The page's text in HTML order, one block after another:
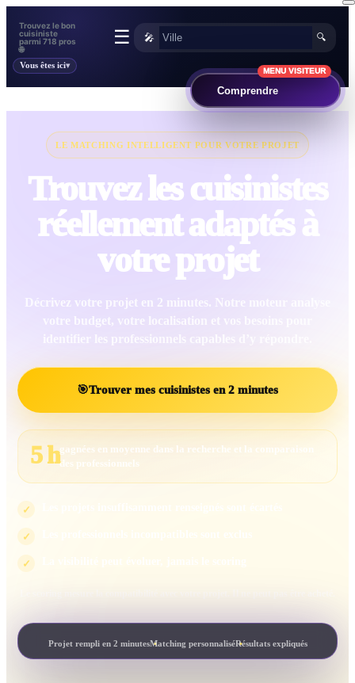
Trouvez le bon
cuisiniste
parmi 718 pros
🌐
🎤 🔍
☰
Vous êtes ici
LE MATCHING INTELLIGENT POUR VOTRE PROJET
Trouvez les cuisinistes
réellement adaptés à
votre projet
Décrivez votre projet en 2 minutes. Notre moteur analyse
votre budget, votre localisation et vos besoins pour
identifier les professionnels capables d’y répondre.
🎯Trouver mes cuisinistes en 2 minutes
5 hgagnées en moyenne dans la recherche et la comparaison
des professionnels
✓
✓
✓
Projet rempli en 2 minutesMatching personnaliséRésultats expliqués
MENU VISITEUR
Comprendre